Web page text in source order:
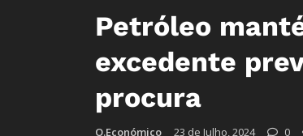
Petróleo
excedente
procura
O.Económico 23 de Julho, 2024 0